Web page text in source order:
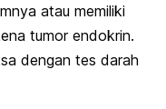
atau memiliki
tumor endokrin.
dengan tes darah